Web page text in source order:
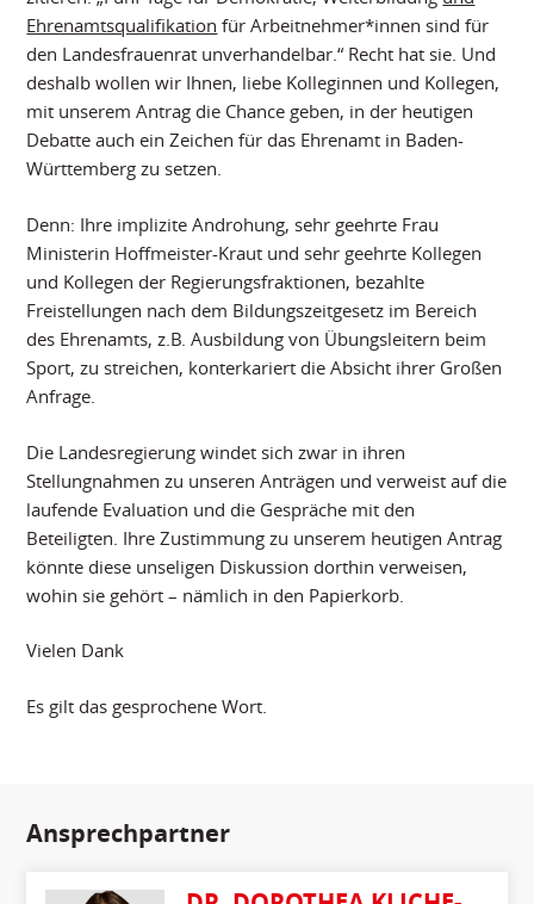
Ehrenamtsqualifikation für Arbeitnehmer*innen sind für
den Landesfrauenrat unverhandelbar.“ Recht hat sie. Und
deshalb wollen wir Ihnen, liebe Kolleginnen und Kollegen,
mit unserem Antrag die Chance geben, in der heutigen
Debatte auch ein Zeichen für das Ehrenamt in Baden-
Württemberg zu setzen.
Denn: Ihre implizite Androhung, sehr geehrte Frau
Ministerin Hoffmeister-Kraut und sehr geehrte Kollegen
und Kollegen der Regierungsfraktionen, bezahlte
Freistellungen nach dem Bildungszeitgesetz im Bereich
des Ehrenamts, z.B. Ausbildung von Übungsleitern beim
Sport, zu streichen, konterkariert die Absicht ihrer Großen
Anfrage.
Die Landesregierung windet sich zwar in ihren
Stellungnahmen zu unseren Anträgen und verweist auf die
laufende Evaluation und die Gespräche mit den
Beteiligten. Ihre Zustimmung zu unserem heutigen Antrag
könnte diese unseligen Diskussion dorthin verweisen,
wohin sie gehört – nämlich in den Papierkorb.
Vielen Dank
Es gilt das gesprochene Wort.
Ansprechpartner